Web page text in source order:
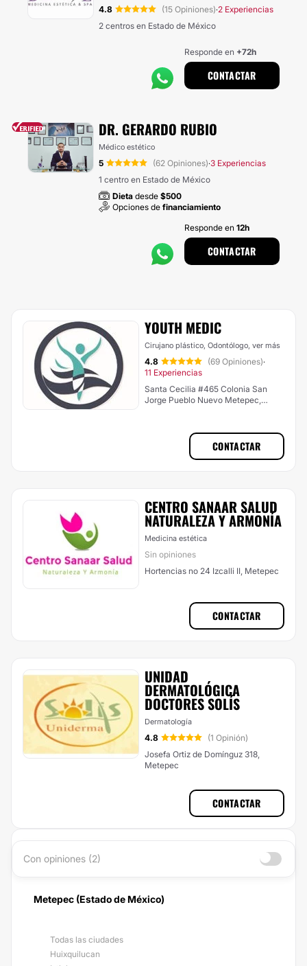
4.8 (15 Opiniones)·2 Experiencias
2 centros en Estado de México
Responde en +72h
CONTACTAR
DR. GERARDO RUBIO
Médico estético
5 (62 Opiniones)·3 Experiencias
1 centro en Estado de México
Dieta desde $500
Opciones de financiamiento
Responde en 12h
CONTACTAR
YOUTH MEDIC
Cirujano plástico, Odontólogo, ver más
4.8 (69 Opiniones)·
11 Experiencias
Santa Cecilia #465 Colonia San
Jorge Pueblo Nuevo Metepec,
CONTACTAR
CENTRO SANAAR SALUD
NATURALEZA Y ARMONÍA
Medicina estética
Sin opiniones
Hortencias no 24 Izcalli II, Metepec
CONTACTAR
UNIDAD
DERMATOLÓGICA
DOCTORES SOLÍS
Dermatología
4.8
(1 Opinión)
Josefa Ortiz de Domínguz 318,
Metepec
CONTACTAR
Con opiniones (2)
Metepec (Estado de México)
Todas las ciudades
Huixquilucan